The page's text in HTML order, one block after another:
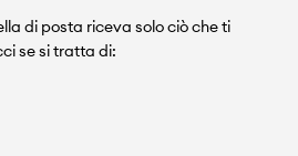
di posta riceva solo ciò che ti
se si tratta di: